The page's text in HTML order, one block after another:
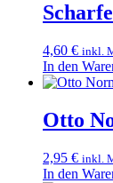
4,60 € inkl.
In den
Otto
2,95 € inkl.
In den